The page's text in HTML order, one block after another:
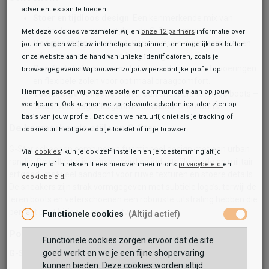
denim, leer en streetstyle – de G-Star signatuur.
Hoogwaardige kwaliteit: Gemaakt van duurzaam leer en
robuuste materialen die lang meegaan.
Comfortabele pasvorm: Uitgevoerd met zachte voeringen
Veelzijdige collectie: Van urban sneakers tot ruige boots –
ideaal voor dagelijks gebruik of casual chic outfits.
De kenmerkende stijl van G-Star
G-Star schoenencombineren functioneel design met een urban
randje. De collectie is geïnspireerd op industriële mode en militair
erfgoed, met veel aandacht voor ruwe texturen en stoere details.
perfect past bij jeans en streetwear.
G-Star Sneakers
advertenties aan te bieden.
Met deze cookies verzamelen wij en onze 12 partners informatie over
jou en volgen we jouw internetgedrag binnen, en mogelijk ook buiten
onze website aan de hand van unieke identificatoren, zoals je
browsergegevens. Wij bouwen zo jouw persoonlijke profiel op.
Hiermee passen wij onze website en communicatie aan op jouw
voorkeuren. Ook kunnen we zo relevante advertenties laten zien op
basis van jouw profiel. Dat doen we natuurlijk niet als je tracking of
cookies uit hebt gezet op je toestel of in je browser.
Via 'cookies' kun je ook zelf instellen en je toestemming altijd
wijzigen of intrekken. Lees hierover meer in ons privacybeleid en
cookiebeleid.
Functionele cookies (Altijd actief)
Functionele cookies zorgen ervoor dat de site
goed werkt en we je een fijne shopervaring
kunnen bieden. Deze cookies worden altijd